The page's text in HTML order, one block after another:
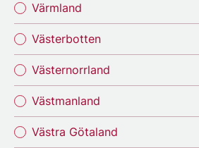
Värmland
Västerbotten
Västernorrland
Västmanland
Västra Götaland